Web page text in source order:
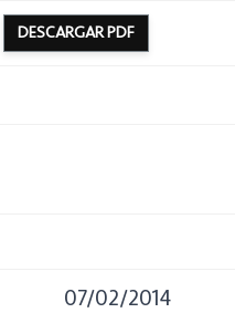
DESCARGAR PDF
07/02/2014